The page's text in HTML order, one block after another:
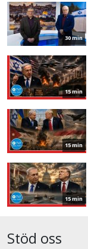
30 min
15 min
15 min
15 min
Stöd oss